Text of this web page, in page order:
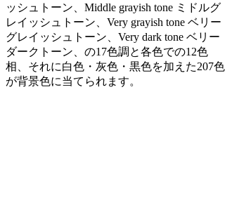
ッシュトーン、Middle grayish tone ミドルグ
レイッシュトーン、Very grayish tone ベリー
グレイッシュトーン、Very dark tone ベリー
ダークトーン、の17色調と各色での12色
相、それに白色・灰色・黒色を加えた207色
が背景色に当てられます。